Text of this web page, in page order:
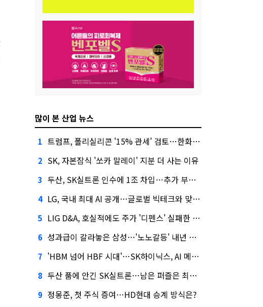
많이 본 산업 뉴스
1 트럼프, 폴리실리콘 '15% 관세' 검토…한화큐셀·OCI 영향은?
2 SK, 자본잠식 '쏘카 말레이' 지분 더 사는 이유
3 두산, SK실트론 인수에 1조 차입…추가 부담은?
4 LG, 국내 최대 AI 공개…글로벌 빅테크와 맞붙는다
5 LIG D&A, 호실적에도 주가 '디펜스' 실패한 이유
6 성과급이 갈라놓은 삼성…'노노갈등' 내년 교섭 판 흔들까
7 'HBM 넘어 HBF 시대'…SK하이닉스, AI 메모리 표준 선점 나섰다
8 두산 품에 안긴 SK실트론…남은 퍼즐은 최태원 지분 29.4%
9 정몽준, 첫 주식 증여…HD현대 승계 방식은?